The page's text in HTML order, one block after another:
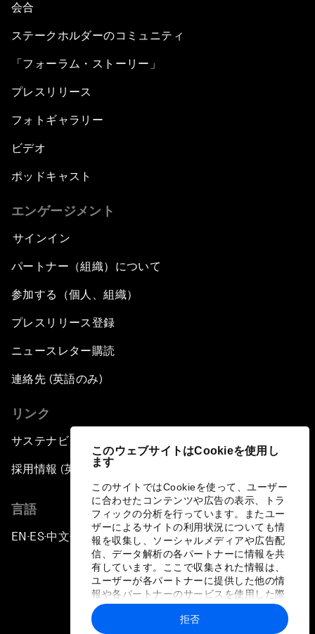
このウェブサイトはCookieを使用し
ます
このサイトではCookieを使って、ユーザー
に合わせたコンテンツや広告の表示、トラ
フィックの分析を行っています。またユー
ザーによるサイトの利用状況についても情
報を収集し、ソーシャルメディアや広告配
信、データ解析の各パートナーに情報を共
有しています。ここで収集された情報は、
ユーザーが各パートナーに提供した他の情
報や各パートナーのサービスを使用した際
に収集された情報と組み合わされ、各パー
トナーによって使用されることがありま
拒否
会合
ステークホルダーのコミュニティ
「フォーラム・ストーリー」
プレスリリース
フォトギャラリー
ビデオ
ポッドキャスト
エンゲージメント
サインイン
パートナー（組織）について
参加する（個人、組織）
プレスリリース登録
ニュースレター購読
連絡先 (英語のみ)
リンク
サステナビリティへの取り組み
採用情報 (英語のみ)
言語
EN ▪ ES▪中文▪ 日本語